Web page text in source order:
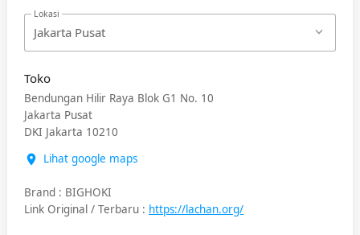
Lokasi
Jakarta Pusat
Toko
Bendungan Hilir Raya Blok G1 No. 10
Jakarta Pusat
DKI Jakarta 10210
Lihat google maps
Brand : BIGHOKI
Link Original / Terbaru : https://lachan.org/